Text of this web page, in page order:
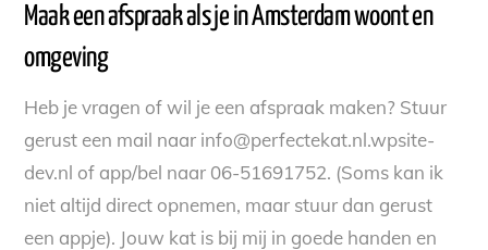
Maak een afspraak als je in Amsterdam woont en
omgeving
Heb je vragen of wil je een afspraak maken? Stuur
gerust een mail naar info@perfectekat.nl.wpsite-
dev.nl of app/bel naar 06-51691752. (Soms kan ik
niet altijd direct opnemen, maar stuur dan gerust
een appje). Jouw kat is bij mij in goede handen en